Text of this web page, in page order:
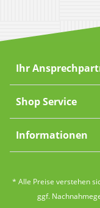
Ihr
Shop Service
Informationen
* Alle Preise verstehen
ggf.